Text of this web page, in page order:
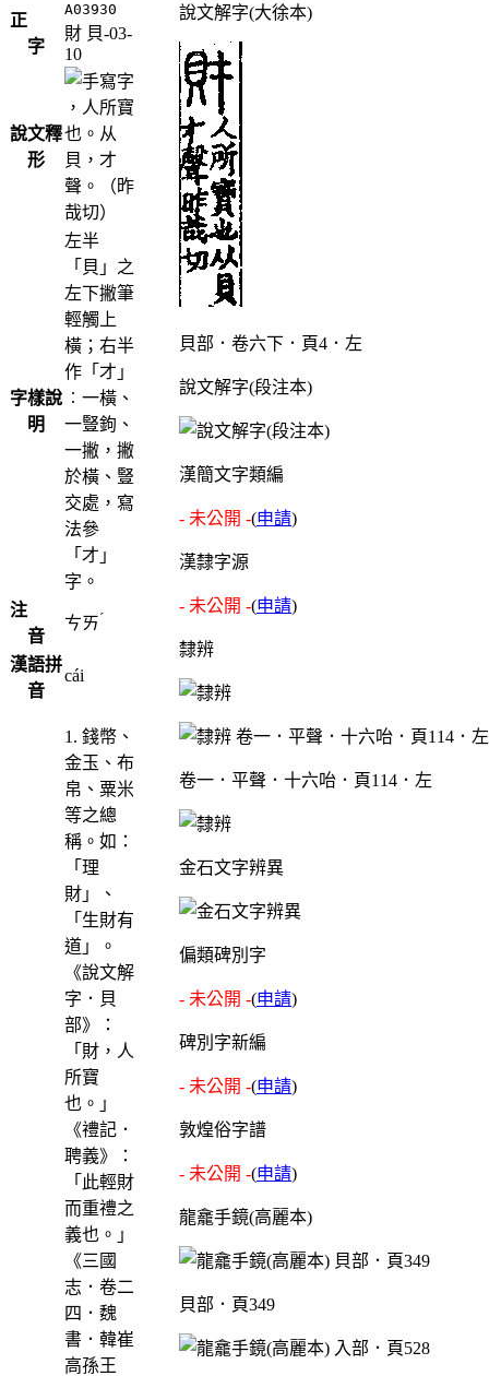
正
字
A03930
財 貝-03-
10
說文釋
形
，人所寶
也。从
貝，才
聲。（昨
哉切）
字樣說
明
左半
「貝」之
左下撇筆
輕觸上
橫；右半
作「才」
︰一橫、
一豎鉤、
一撇，撇
於橫、豎
交處，寫
法參
「才」
字。
注
音
ㄘㄞˊ
漢語拼
音
cái
1. 錢幣、
金玉、布
帛、粟米
等之總
稱。如：
「理
財」、
「生財有
道」。
《說文解
字．貝
部》：
「財，人
所寶
也。」
《禮記．
聘義》：
「此輕財
而重禮之
義也。」
《三國
志．卷二
四．魏
書．韓崔
高孫王
說文解字(大徐本)
貝部．卷六下．頁4．左
說文解字(段注本)
漢簡文字類編
- 未公開 -(申請)
漢隸字源
- 未公開 -(申請)
隸辨
卷一．平聲．十六咍．頁114．左
金石文字辨異
偏類碑別字
- 未公開 -(申請)
碑別字新編
- 未公開 -(申請)
敦煌俗字譜
- 未公開 -(申請)
龍龕手鏡(高麗本)
貝部．頁349